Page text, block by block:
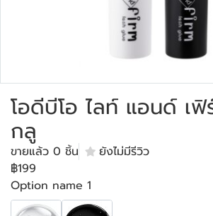
โอดีบีโอ ไลท์ แอนด์ เ
กลู
ขายแล้ว 0 ชิ้น
ยังไม่มีรีวิว
฿199
Option name 1